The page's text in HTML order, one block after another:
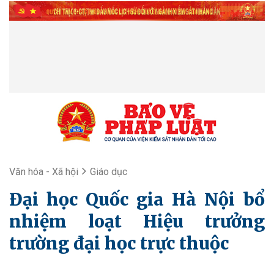
Văn hóa - Xã hội Giáo dục
Đại học Quốc gia Hà Nội bổ
nhiệm loạt Hiệu trưởng
trường đại học trực thuộc